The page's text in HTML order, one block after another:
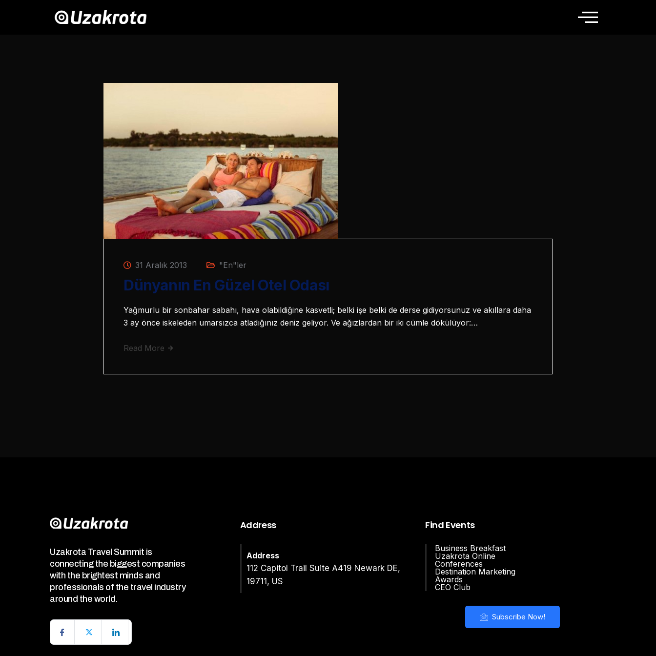
31 Aralık 2013 "En"ler
Dünyanın En Güzel Otel Odası
Yağmurlu bir sonbahar sabahı, hava olabildiğine kasvetli; belki işe belki de derse gidiyorsunuz ve akıllara daha
3 ay önce iskeleden umarsızca atladığınız deniz geliyor. Ve ağızlardan bir iki cümle dökülüyor:…
Read More
Uzakrota Travel Summit is
connecting the biggest companies
with the brightest minds and
professionals of the travel industry
around the world.
Address
Address
112 Capitol Trail Suite A419 Newark DE,
19711, US
Find Events
Business Breakfast
Uzakrota Online
Conferences
Destination Marketing
Awards
CEO Club
Subscribe Now!